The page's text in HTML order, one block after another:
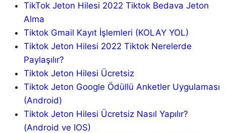
TikTok Jeton Hilesi 2022 Tiktok Bedava Jeton
Alma
Tiktok Gmail Kayıt İşlemleri (KOLAY YOL)
Tiktok Jeton Hilesi 2022 Tiktok Nerelerde
Paylaşılır?
Tiktok Jeton Hilesi Ücretsiz
Tiktok Jeton Google Ödüllü Anketler Uygulaması
(Android)
Tiktok Jeton Hilesi Ücretsiz Nasıl Yapılır?
(Android ve IOS)